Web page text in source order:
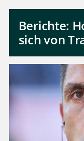
Berichte:
sich von